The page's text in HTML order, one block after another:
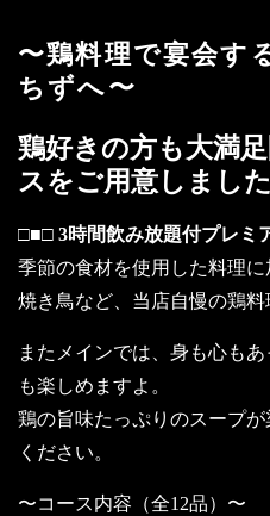
〜鶏料理で宴会す
ちずへ〜
鶏好きの方も大満
スをご用意しました
□■□ 3時間飲み放題付プレミ
季節の食材を使用した料理に
焼き鳥など、当店自慢の鶏料
またメインでは、身も心も
も楽しめますよ。
鶏の旨味たっぷりのスープ
ください。
〜コース内容（全12品）〜